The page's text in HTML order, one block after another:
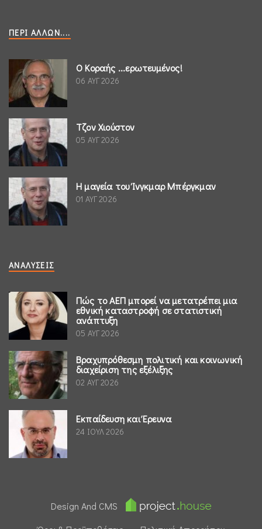
ΠΕΡΊ ΆΛΛΩΝ....
Ο Κοραής ...ερωτευμένος!
06 ΑΥΓ 2026
Τζον Χιούστον
05 ΑΥΓ 2026
Η μαγεία του Ίνγκμαρ Μπέργκμαν
01 ΑΥΓ 2026
ΑΝΑΛΎΣΕΙΣ
Πώς το ΑΕΠ μπορεί να μετατρέπει μια
εθνική καταστροφή σε στατιστική
ανάπτυξη
05 ΑΥΓ 2026
Βραχυπρόθεσμη πολιτική και κοινωνική
διαχείριση της εξέλιξης
02 ΑΥΓ 2026
Εκπαίδευση και Έρευνα
24 ΙΟΥΛ 2026
Design And CMS